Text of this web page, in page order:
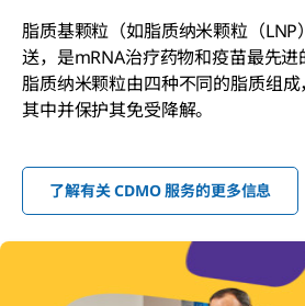
脂质基颗粒（如脂质纳米颗粒（
送，是mRNA治疗药物和疫苗最先
脂质纳米颗粒由四种不同的脂质组
其中并保护其免受降解。
了解有关 CDMO 服务的更多信息